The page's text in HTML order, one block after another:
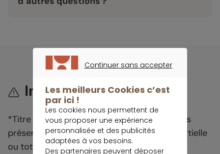
Important
*Titre de créance complexe de droit français
présentant un risque de perte en capital partielle
ou totale en cours de vie et à l’échéance.
Continuer sans accepter
Les meilleurs Cookies c’est
par ici !
Les cookies nous permettent de
vous proposer une expérience
personnalisée et des publicités
adaptées à vos besoins.
Des partenaires peuvent déposer